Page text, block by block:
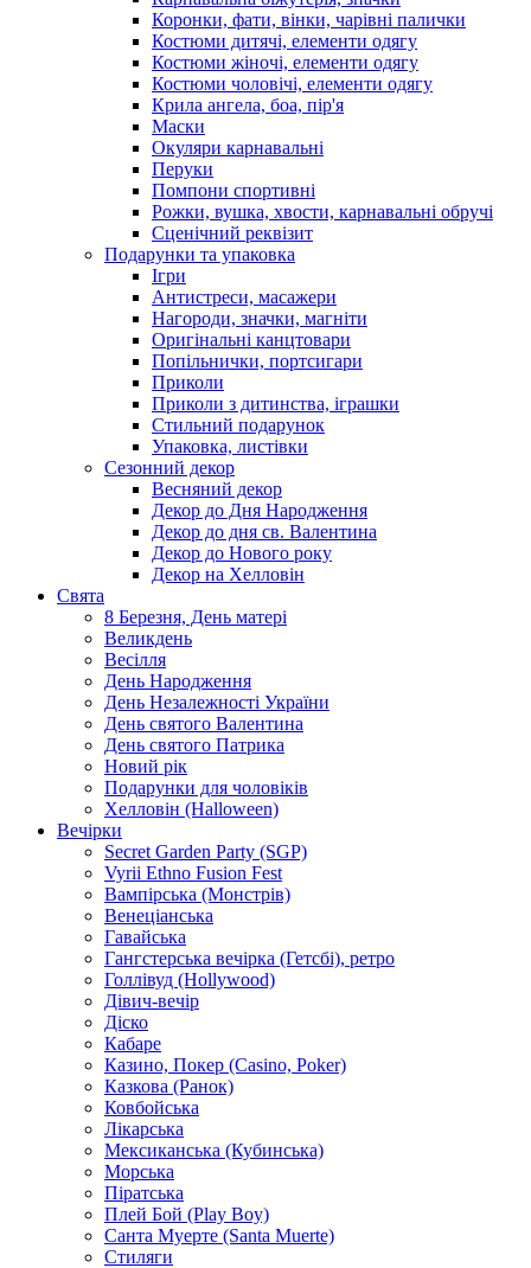
Коронки, фати, вінки, чарівні палички
Костюми дитячі, елементи одягу
Костюми жіночі, елементи одягу
Костюми чоловічі, елементи одягу
Крила ангела, боа, пір'я
Маски
Окуляри карнавальні
Перуки
Помпони спортивні
Рожки, вушка, хвости, карнавальні обручі
Сценічний реквізит
Подарунки та упаковка
Ігри
Антистреси, масажери
Нагороди, значки, магніти
Оригінальні канцтовари
Попільнички, портсигари
Приколи
Приколи з дитинства, іграшки
Стильний подарунок
Упаковка, листівки
Сезонний декор
Весняний декор
Декор до Дня Народження
Декор до дня св. Валентина
Декор до Нового року
Декор на Хелловін
Свята
8 Березня, День матері
Великдень
Весілля
День Народження
День Незалежності України
День святого Валентина
День святого Патрика
Новий рік
Подарунки для чоловіків
Хелловін (Halloween)
Вечірки
Secret Garden Party (SGP)
Vyrii Ethno Fusion Fest
Вампірська (Монстрів)
Венеціанська
Гавайська
Гангстерська вечірка (Гетсбі), ретро
Голлівуд (Hollywood)
Дівич-вечір
Діско
Кабаре
Казино, Покер (Casino, Poker)
Казкова (Ранок)
Ковбойська
Лікарська
Мексиканська (Кубинська)
Морська
Піратська
Плей Бой (Play Boy)
Санта Муерте (Santa Muerte)
Стиляги